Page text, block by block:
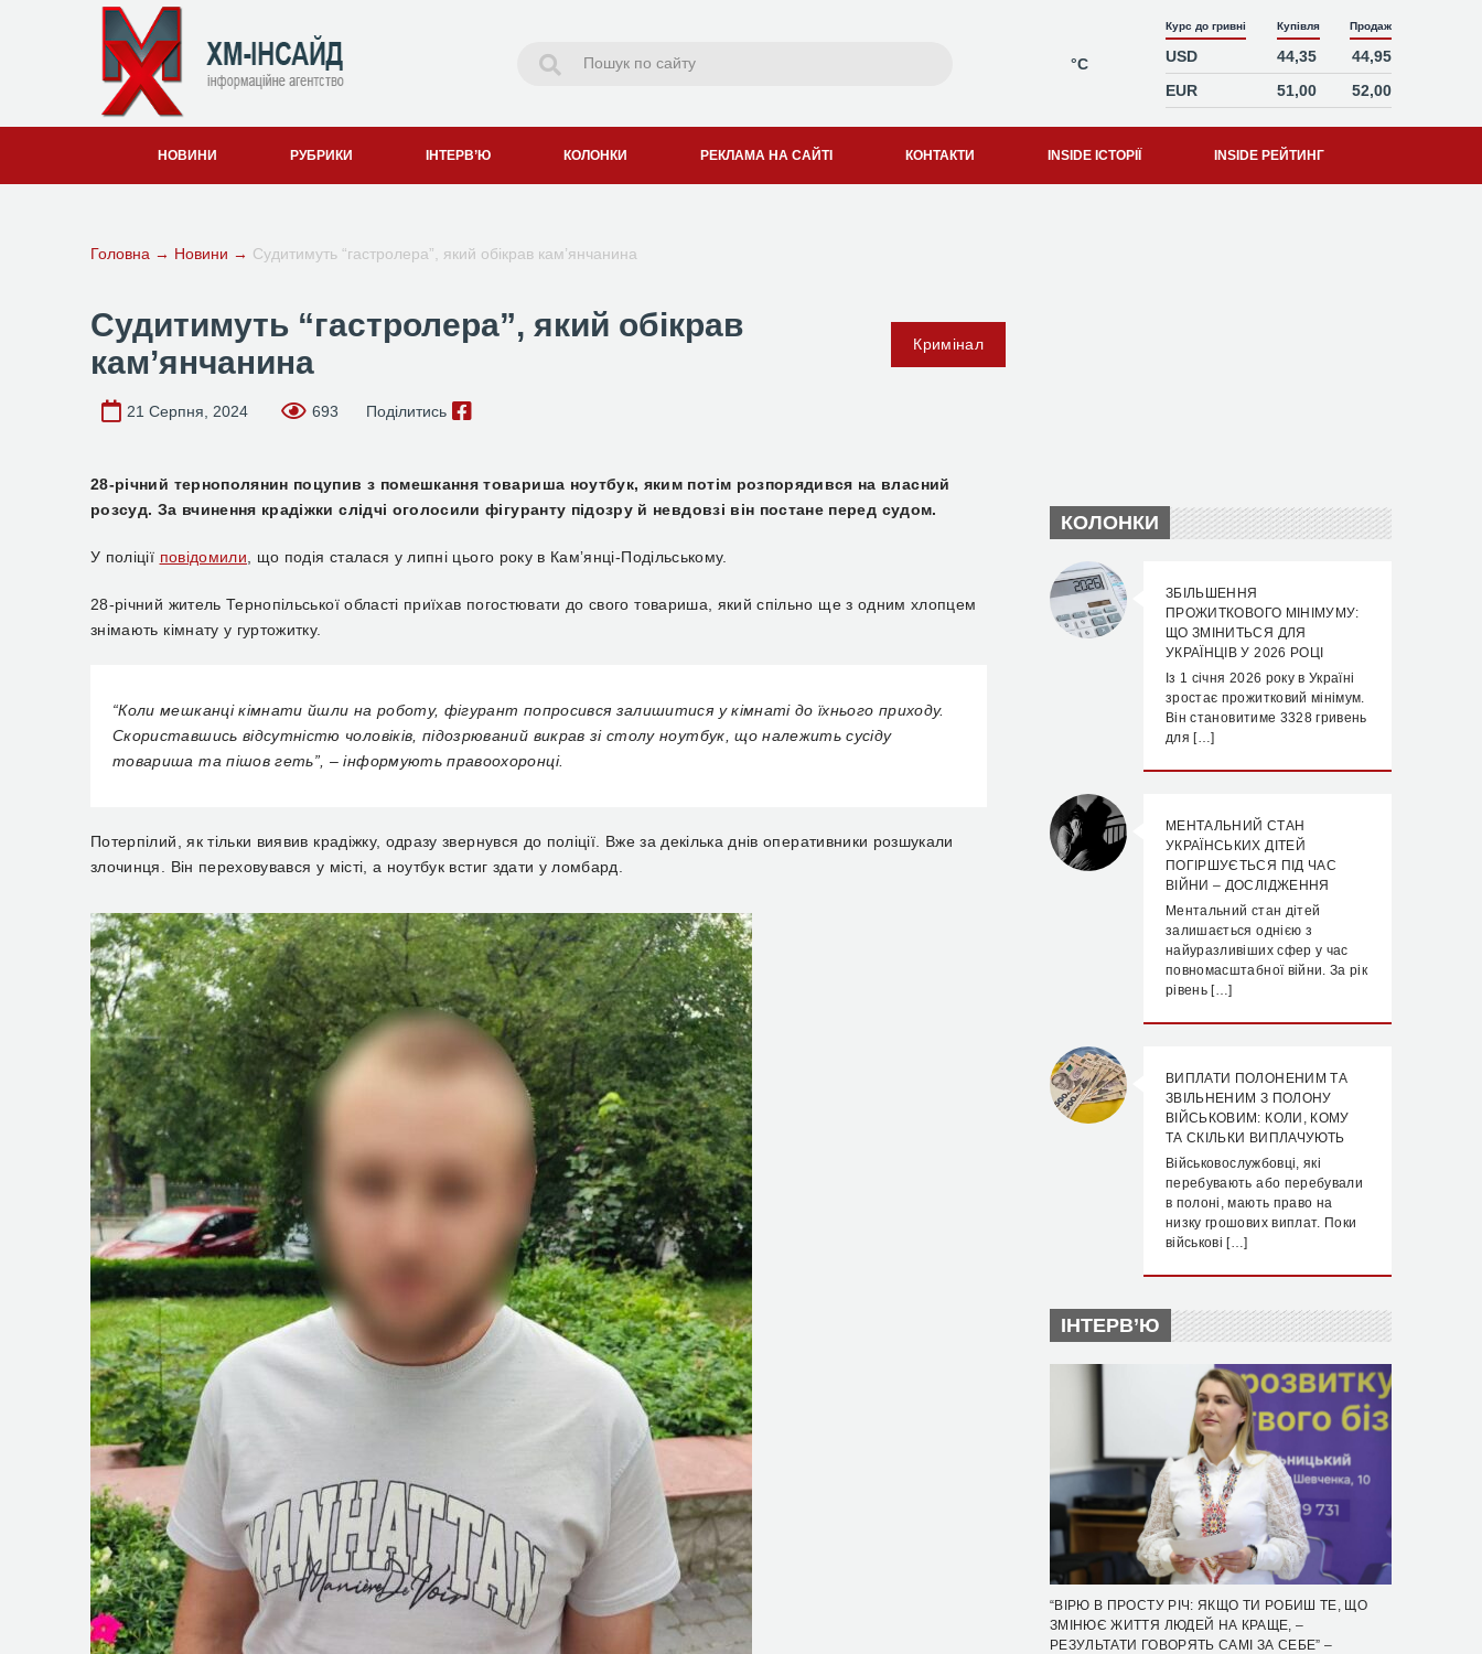
°C
Курс до гривні Купівля Продаж
USD 44,35
44,95
EUR
51,00 52,00
НОВИНИ РУБРИКИ ІНТЕРВ’Ю КОЛОНКИ РЕКЛАМА НА САЙТІ КОНТАКТИ INSIDE ІСТОРІЇ INSIDE РЕЙТИНГ
Головна → Новини → Судитимуть “гастролера”, який обікрав кам’янчанина
Судитимуть “гастролера”, який обікрав
кам’янчанина
Кримінал
21 Серпня, 2024 693 Поділитись
28-річний тернополянин поцупив з помешкання товариша ноутбук, яким потім розпорядився на власний
розсуд. За вчинення крадіжки слідчі оголосили фігуранту підозру й невдовзі він постане перед судом.
У поліції повідомили , що подія сталася у липні цього року в Камʼянці-Подільському.
28-річний житель Тернопільської області приїхав погостювати до свого товариша, який спільно ще з одним хлопцем
знімають кімнату у гуртожитку.
“Коли мешканці кімнати йшли на роботу, фігурант попросився залишитися у кімнаті до їхнього приходу.
Скориставшись відсутністю чоловіків, підозрюваний викрав зі столу ноутбук, що належить сусіду
товариша та пішов геть”, – інформують правоохоронці.
Потерпілий, як тільки виявив крадіжку, одразу звернувся до поліції. Вже за декілька днів оперативники розшукали
злочинця. Він переховувався у місті, а ноутбук встиг здати у ломбард.
КОЛОНКИ
ЗБІЛЬШЕННЯ
ПРОЖИТКОВОГО МІНІМУМУ:
ЩО ЗМІНИТЬСЯ ДЛЯ
УКРАЇНЦІВ У 2026 РОЦІ
Із 1 січня 2026 року в Україні
зростає прожитковий мінімум.
Він становитиме 3328 гривень
для […]
МЕНТАЛЬНИЙ СТАН
УКРАЇНСЬКИХ ДІТЕЙ
ПОГІРШУЄТЬСЯ ПІД ЧАС
ВІЙНИ – ДОСЛІДЖЕННЯ
Ментальний стан дітей
залишається однією з
найуразливіших сфер у час
повномасштабної війни. За рік
рівень […]
ВИПЛАТИ ПОЛОНЕНИМ ТА
ЗВІЛЬНЕНИМ З ПОЛОНУ
ВІЙСЬКОВИМ: КОЛИ, КОМУ
ТА СКІЛЬКИ ВИПЛАЧУЮТЬ
Військовослужбовці, які
перебувають або перебували
в полоні, мають право на
низку грошових виплат. Поки
військові […]
ІНТЕРВ’Ю
“ВІРЮ В ПРОСТУ РІЧ: ЯКЩО ТИ РОБИШ ТЕ, ЩО
ЗМІНЮЄ ЖИТТЯ ЛЮДЕЙ НА КРАЩЕ, –
РЕЗУЛЬТАТИ ГОВОРЯТЬ САМІ ЗА СЕБЕ” –